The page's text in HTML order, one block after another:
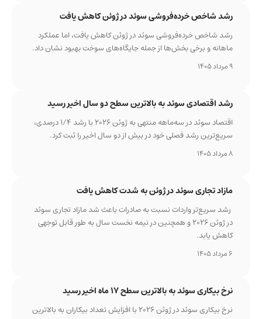
رشد شاخص خرده‌فروشی سوئد در ژوئن کاهش یافت
رشد شاخص خرده‌فروشی سوئد در ژوئن کاهش یافت، اما عملکرد
ماهانه و برخی بخش‌ها از جمله جایگاه‌های سوخت بهبود نشان داد.
رشد اقتصادی سوئد به بالاترین سطح دو سال اخیر رسید
اقتصاد سوئد در سه‌ماهه منتهی به ژوئن ۲۰۲۶ با رشد ۱/۴ درصدی،
سریع‌ترین رشد فصلی خود در بیش از دو سال اخیر را ثبت کرد.
مازاد تجاری سوئد در ژوئن به شدت کاهش یافت
رشد سریع‌تر واردات نسبت به صادرات باعث شد مازاد تجاری سوئد
در ژوئن ۲۰۲۶ و همچنین در نیمه نخست سال به طور قابل توجهی
کاهش یابد.
نرخ بیکاری سوئد به بالاترین سطح ۱۷ ماه اخیر رسید
نرخ بیکاری سوئد در ژوئن ۲۰۲۶ با افزایش تعداد بیکاران به بالاترین